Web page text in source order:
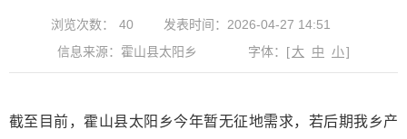
浏览次数： 40
发表时间：2026-04-27 14:51
信息来源：霍山县太阳乡
字体： [大 中 小]
截至目前， 霍山县太阳乡今年暂无征地需求，若后期我乡产